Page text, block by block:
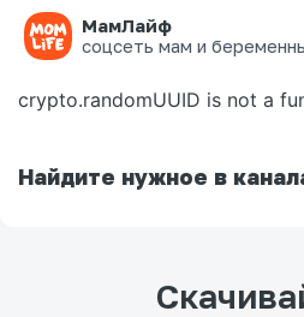
МамЛайф
соцсеть мам и
Ошибка на
crypto.randomUUID is not a
Найдите нужное в